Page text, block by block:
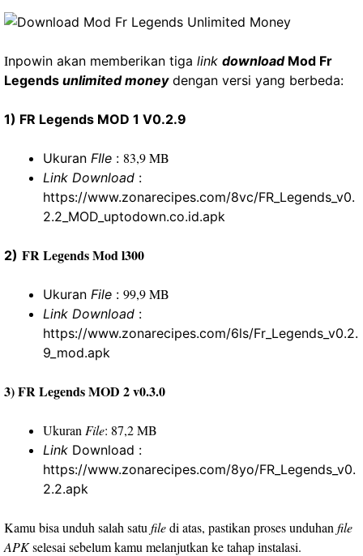
Inpowin akan memberikan tiga link downloadMod Fr
Legends unlimited moneydengan versi yang berbeda:
1) FR Legends MOD 1 V0.2.9
Ukuran FIle : 83,9 MB
Link Download :
https://www.zonarecipes.com/8vc/FR_Legends_v0.
2.2_MOD_uptodown.co.id.apk
2) FR Legends Mod l300
Ukuran File : 99,9 MB
Link Download :
https://www.zonarecipes.com/6ls/Fr_Legends_v0.2.
9_mod.apk
3) FR Legends MOD 2 v0.3.0
Ukuran File: 87,2 MB
Link Download :
https://www.zonarecipes.com/8yo/FR_Legends_v0.
2.2.apk
Kamu bisa unduh salah satu filedi atas, pastikan proses unduhan file
APKselesai sebelum kamu melanjutkan ke tahap instalasi.